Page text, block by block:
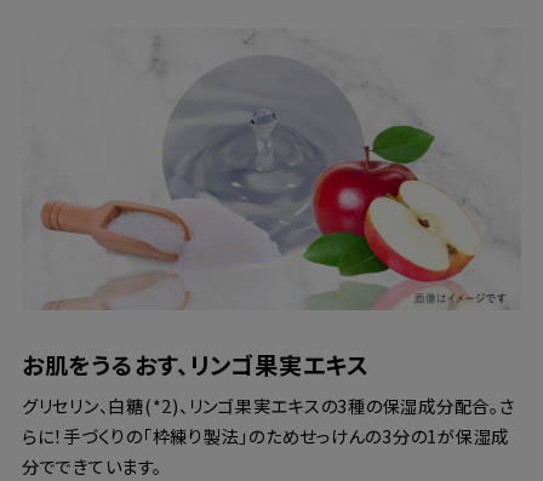
お肌をうるおす、リンゴ果実エキス
グリセリン、白糖(*2)、リンゴ果実エキスの3種の保湿成分配合。さ
らに！手づくりの「枠練り製法」のためせっけんの3分の1が保湿成
分でできています。